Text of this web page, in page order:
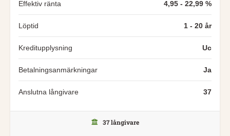
Effektiv ränta 4,95 - 22,99 %
Löptid 1 - 20 år
Kreditupplysning Uc
Betalningsanmärkningar Ja
Anslutna långivare 37
37 långivare